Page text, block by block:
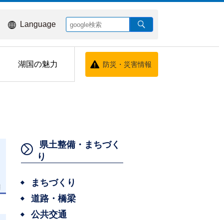
Language
湖国の魅力 防災・災害情報
県土整備・まちづく
り
まちづくり
道路・橋梁
公共交通